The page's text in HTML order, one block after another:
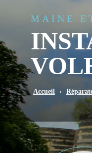
MAINE
Accueil ›